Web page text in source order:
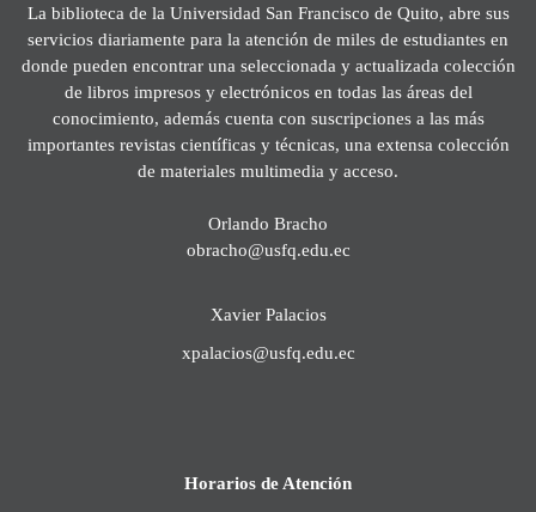
La biblioteca de la Universidad San Francisco de Quito, abre sus
servicios diariamente para la atención de miles de estudiantes en
donde pueden encontrar una seleccionada y actualizada colección
de libros impresos y electrónicos en todas las áreas del
conocimiento, además cuenta con suscripciones a las más
importantes revistas científicas y técnicas, una extensa colección
de materiales multimedia y acceso.
Orlando Bracho
obracho@usfq.edu.ec
Xavier Palacios
xpalacios@usfq.edu.ec
Horarios de Atención